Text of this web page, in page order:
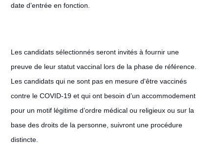
date d’entrée en fonction.
Les candidats sélectionnés seront invités à fournir une
preuve de leur statut vaccinal lors de la phase de référence.
Les candidats qui ne sont pas en mesure d'être vaccinés
contre le COVID-19 et qui ont besoin d’un accommodement
pour un motif légitime d’ordre médical ou religieux ou sur la
base des droits de la personne, suivront une procédure
distincte.